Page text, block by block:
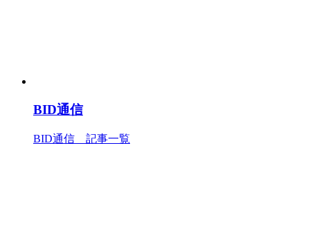
BID通信
BID通信 記事一覧